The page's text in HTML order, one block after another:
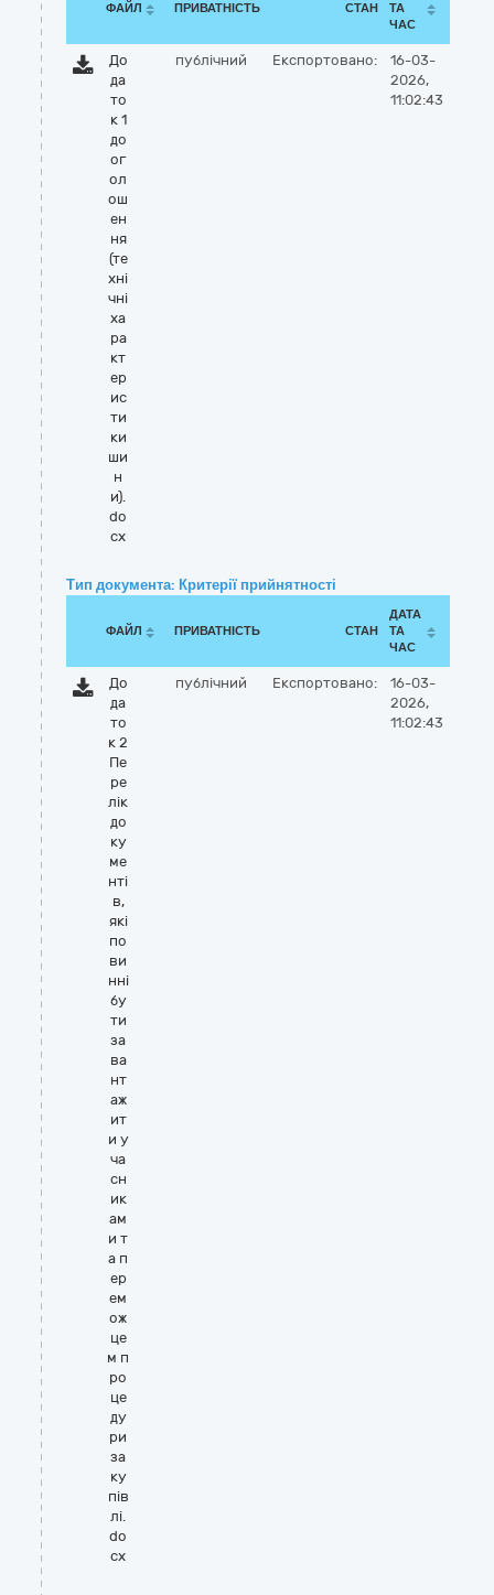
ФАЙЛ ПРИВАТНІСТЬ СТАН
ТА
ЧАС
До
да
то
к 1
до
ог
ол
ош
ен
ня
(те
хні
чні
ха
ра
кт
ер
ис
ти
ки
ши
н
и).
do
cx
публічний Експортовано:
16-03-
2026,
11:02:43
Тип документа: Критерії прийнятності
ФАЙЛ ПРИВАТНІСТЬ СТАН
ДАТА
ТА
ЧАС
До
да
то
к 2
Пе
ре
лік
до
ку
ме
нті
в,
які
по
ви
нні
бу
ти
за
ва
нт
аж
ит
и у
ча
сн
ик
ам
и т
а п
ер
ем
ож
це
м п
ро
це
ду
ри
за
ку
пів
лі.
do
cx
публічний Експортовано:
16-03-
2026,
11:02:43